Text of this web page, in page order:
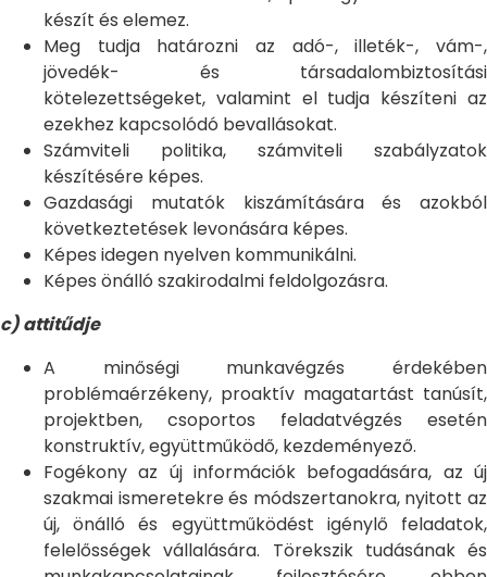
készít és elemez.
Meg tudja határozni az adó-, illeték-, vám-,
jövedék- és társadalombiztosítási
kötelezettségeket, valamint el tudja készíteni az
ezekhez kapcsolódó bevallásokat.
Számviteli politika, számviteli szabályzatok
készítésére képes.
Gazdasági mutatók kiszámítására és azokból
következtetések levonására képes.
Képes idegen nyelven kommunikálni.
Képes önálló szakirodalmi feldolgozásra.
c) attitűdje
A minőségi munkavégzés érdekében
problémaérzékeny, proaktív magatartást tanúsít,
projektben, csoportos feladatvégzés esetén
konstruktív, együttműködő, kezdeményező.
Fogékony az új információk befogadására, az új
szakmai ismeretekre és módszertanokra, nyitott az
új, önálló és együttműködést igénylő feladatok,
felelősségek vállalására. Törekszik tudásának és